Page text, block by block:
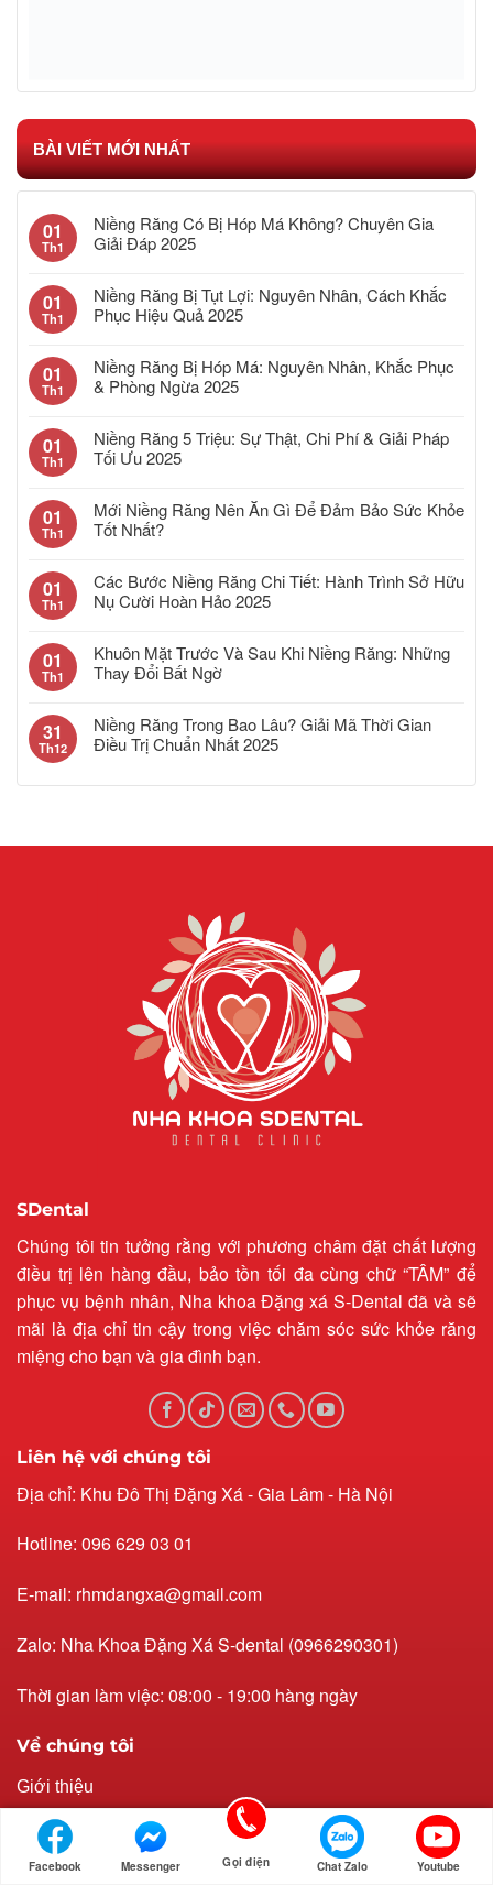
BÀI VIẾT MỚI NHẤT
01
Th1
Niềng Răng Có Bị Hóp Má Không? Chuyên Gia
Giải Đáp 2025
01
Th1
Niềng Răng Bị Tụt Lợi: Nguyên Nhân, Cách Khắc
Phục Hiệu Quả 2025
01
Th1
Niềng Răng Bị Hóp Má: Nguyên Nhân, Khắc Phục
& Phòng Ngừa 2025
01
Th1
Niềng Răng 5 Triệu: Sự Thật, Chi Phí & Giải Pháp
Tối Ưu 2025
01
Th1
Mới Niềng Răng Nên Ăn Gì Để Đảm Bảo Sức Khỏe
Tốt Nhất?
01
Th1
Các Bước Niềng Răng Chi Tiết: Hành Trình Sở Hữu
Nụ Cười Hoàn Hảo 2025
01
Th1
Khuôn Mặt Trước Và Sau Khi Niềng Răng: Những
Thay Đổi Bất Ngờ
31
Th12
Niềng Răng Trong Bao Lâu? Giải Mã Thời Gian
Điều Trị Chuẩn Nhất 2025
SDental
Chúng tôi tin tưởng rằng với phương châm đặt chất lượng
điều trị lên hàng đầu, bảo tồn tối đa cùng chữ “TÂM” để
phục vụ bệnh nhân, Nha khoa Đặng xá S-Dental đã và sẽ
mãi là địa chỉ tin cậy trong việc chăm sóc sức khỏe răng
miệng cho bạn và gia đình bạn.
Liên hệ với chúng tôi
Địa chỉ: Khu Đô Thị Đặng Xá - Gia Lâm - Hà Nội
Hotline: 096 629 03 01
E-mail: rhmdangxa@gmail.com
Zalo: Nha Khoa Đặng Xá S-dental (0966290301)
Thời gian làm việc: 08:00 - 19:00 hàng ngày
Về chúng tôi
Giới thiệu
Đội ngũ bác sĩ
Bảng giá
Facebook Messenger Gọi điện Chat Zalo Youtube